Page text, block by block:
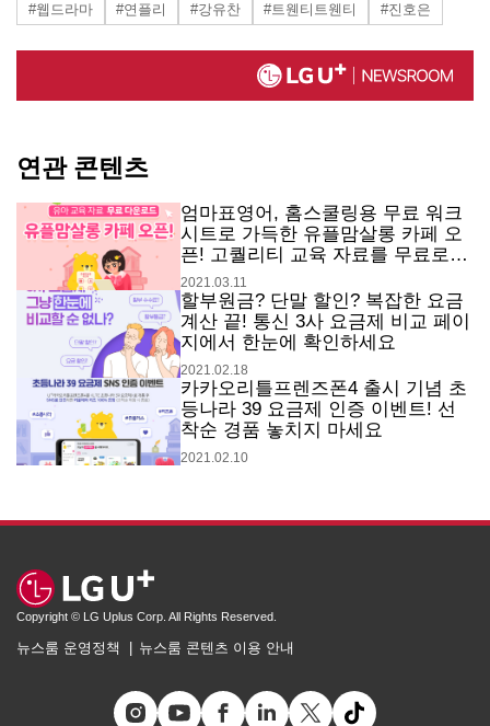
#웹드라마
#연플리 #강유찬 #트웬티트웬티 #진호은
연관 콘텐츠
엄마표영어, 홈스쿨링용 무료 워크
시트로 가득한 유플맘살롱 카페 오
픈! 고퀄리티 교육 자료를 무료로
받아가세요.
2021.03.11
할부원금? 단말 할인? 복잡한 요금
계산 끝! 통신 3사 요금제 비교 페이
지에서 한눈에 확인하세요
2021.02.18
카카오리틀프렌즈폰4 출시 기념 초
등나라 39 요금제 인증 이벤트! 선
착순 경품 놓치지 마세요
2021.02.10
Copyright © LG Uplus Corp. All Rights Reserved.
뉴스룸 운영정책 뉴스룸 콘텐츠 이용 안내